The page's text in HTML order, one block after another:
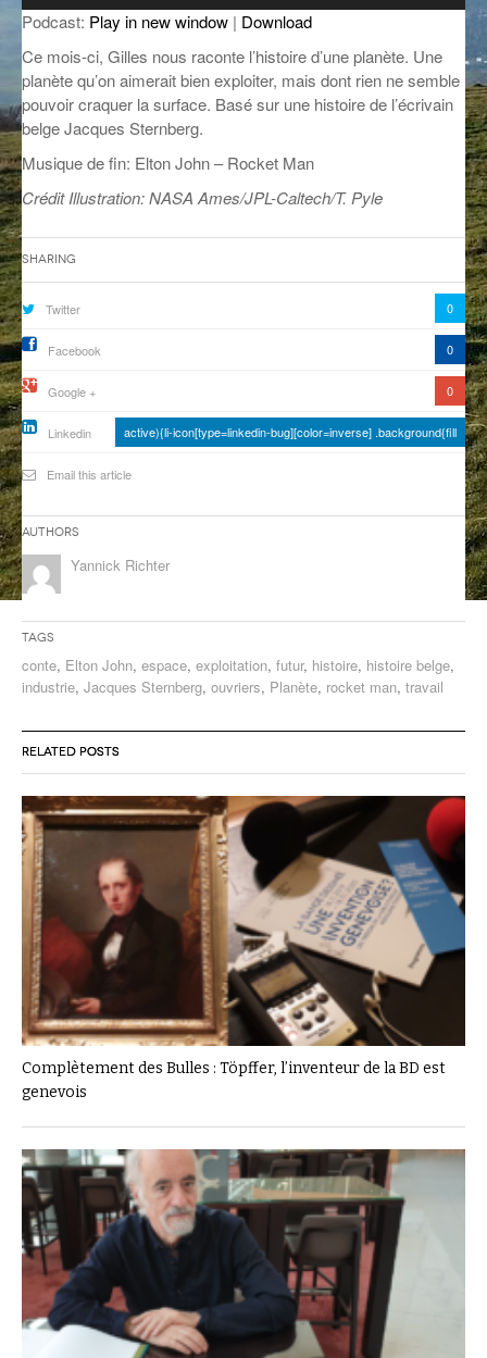
GROOVE N SUN
IL ÉTAIT UNE FOIS
L’ASTUCE DE LA PORTE EN BOIS
LA FABRIK POÉTIK
LA MINUTE LITTÉRAIRE
THEME FORCE
ZIRCONIUM
ANCIENNES ÉMISSIONS
PLUS DE MIX
Podcast: Play in new window | Download
Ce mois-ci, Gilles nous raconte l’histoire d’une planète. Une
planète qu’on aimerait bien exploiter, mais dont rien ne semble
pouvoir craquer la surface. Basé sur une histoire de l’écrivain
belge Jacques Sternberg.
Musique de fin: Elton John – Rocket Man
Crédit Illustration:NASA Ames/JPL-Caltech/T. Pyle
Sharing
Twitter 0
Facebook 0
Google + 0
Linkedin active){li-icon[type=linkedin-bug][color=inverse] .background{fill
Email this article
Authors
Yannick Richter
Tags
conte, Elton John, espace, exploitation, futur, histoire, histoire belge,
industrie, Jacques Sternberg, ouvriers, Planète, rocket man, travail
RELATED POSTS
Complètement des Bulles : Töpffer, l’inventeur de la BD est
genevois